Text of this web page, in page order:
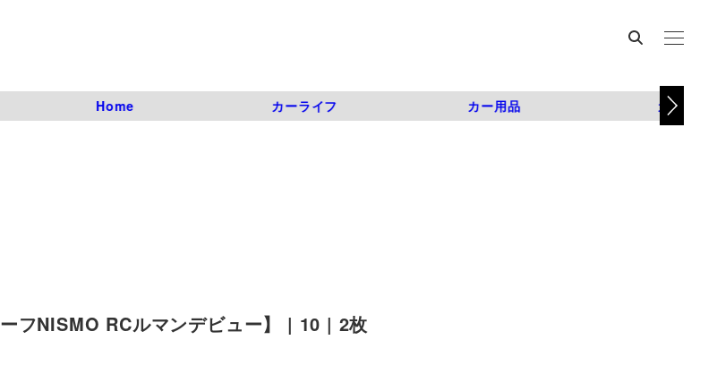
Home カーライフ カー用品 カスタム
フNISMO RCルマンデビュー】 | 10 | 2枚